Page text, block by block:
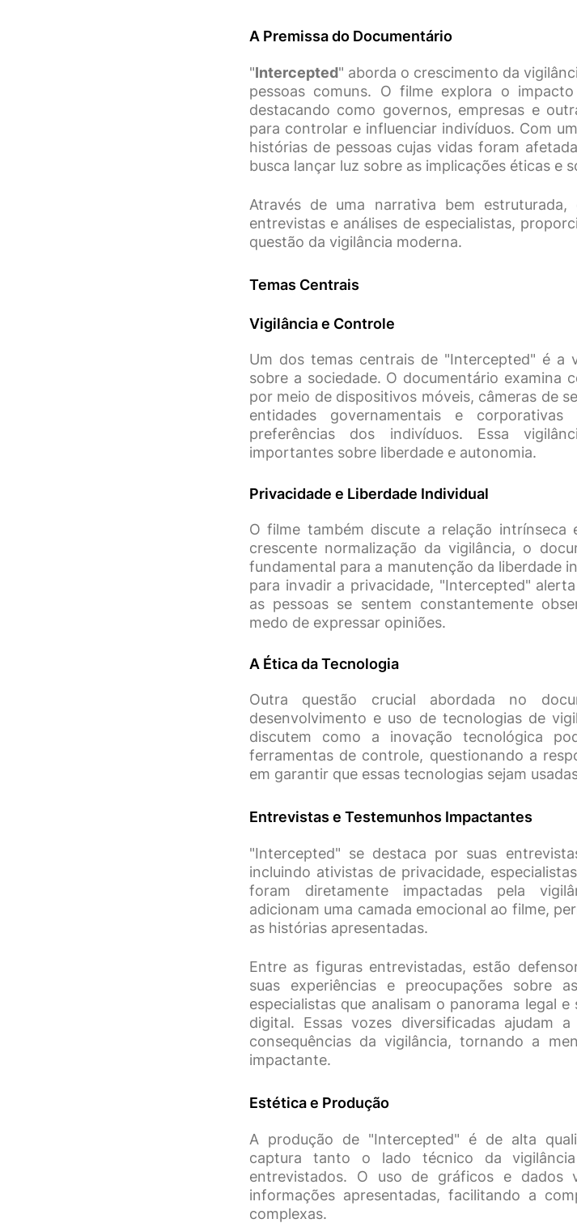
A Premissa do Documentário
"Intercepted" aborda o crescimento da
pessoas comuns. O filme explora o
destacando como governos, empresas e
para controlar e influenciar indivíduos. Com
histórias de pessoas cujas vidas foram
busca lançar luz sobre as implicações éticas e
Através de uma narrativa bem
entrevistas e análises de especialistas,
questão da vigilância moderna.
Temas Centrais
Vigilância e Controle
Um dos temas centrais de "Intercepted" é a
sobre a sociedade. O documentário examina
por meio de dispositivos móveis, câmeras de
entidades governamentais e
preferências dos indivíduos. Essa
importantes sobre liberdade e autonomia.
Privacidade e Liberdade Individual
O filme também discute a relação intrínseca
crescente normalização da vigilância, o
fundamental para a manutenção da liberdade
para invadir a privacidade, "Intercepted"
as pessoas se sentem constantemente
medo de expressar opiniões.
A Ética da Tecnologia
Outra questão crucial abordada no
desenvolvimento e uso de tecnologias de
discutem como a inovação tecnológica
ferramentas de controle, questionando a
em garantir que essas tecnologias sejam
Entrevistas e Testemunhos Impactantes
"Intercepted" se destaca por suas
incluindo ativistas de privacidade,
foram diretamente impactadas pela
adicionam uma camada emocional ao filme,
as histórias apresentadas.
Entre as figuras entrevistadas, estão
suas experiências e preocupações sobre
especialistas que analisam o panorama legal
digital. Essas vozes diversificadas ajudam
consequências da vigilância, tornando a
impactante.
Estética e Produção
A produção de "Intercepted" é de alta
captura tanto o lado técnico da
entrevistados. O uso de gráficos e dados
informações apresentadas, facilitando a
complexas.